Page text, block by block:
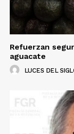
Refuerzan
aguacate
LUCES DEL